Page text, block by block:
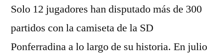
Solo 12 jugadores han disputado más de 300
partidos con la camiseta de la SD
Ponferradina a lo largo de su historia. En julio